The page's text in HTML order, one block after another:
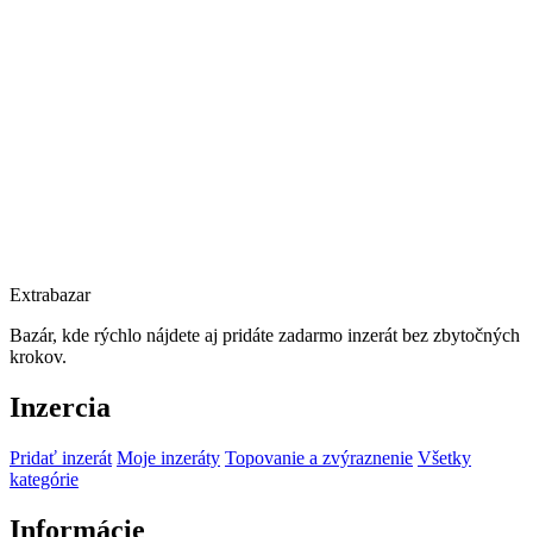
Extrabazar
Bazár, kde rýchlo nájdete aj pridáte zadarmo inzerát bez zbytočných
krokov.
Inzercia
Pridať inzerát Moje inzeráty Topovanie a zvýraznenie Všetky
kategórie
Informácie